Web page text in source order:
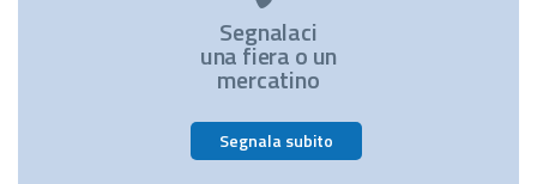
Segnalaci
una fiera o un
mercatino
Segnala subito